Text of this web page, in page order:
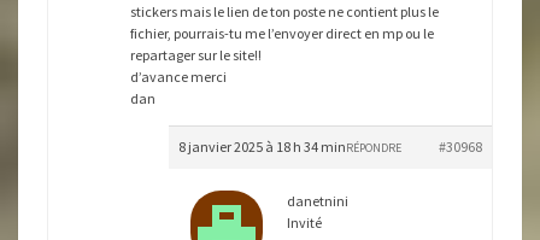
stickers mais le lien de ton poste ne contient plus le
fichier, pourrais-tu me l’envoyer direct en mp ou le
repartager sur le site!!
d’avance merci
dan
8 janvier 2025 à 18 h 34 min #30968
RÉPONDRE
danetnini
Invité